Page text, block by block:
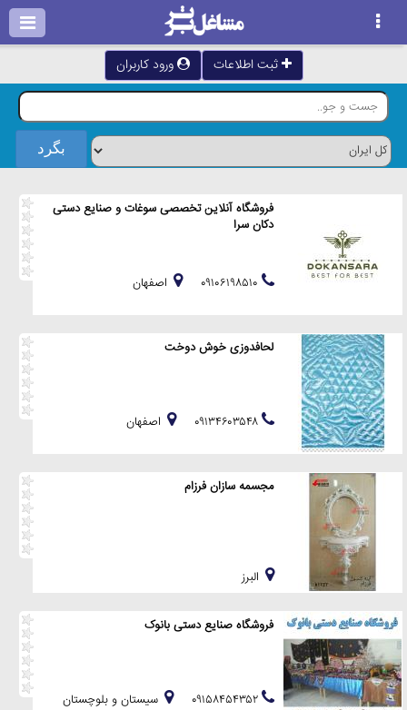
ثبت اطلاعات ورود کاربران
فروشگاه آنلاین تخصصی سوغات و صنایع دستی
دکان سرا
اصفهان
لحافدوزی خوش دوخت
اصفهان
مجسمه سازان فرزام
البرز
فروشگاه صنایع دستی بانوک
سيستان و بلوچستان